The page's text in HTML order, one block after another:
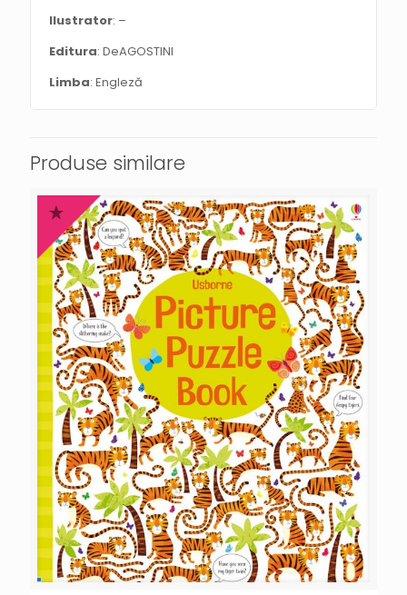
Ilustrator: –
Editura: DeAGOSTINI
Limba: Engleză
Produse similare